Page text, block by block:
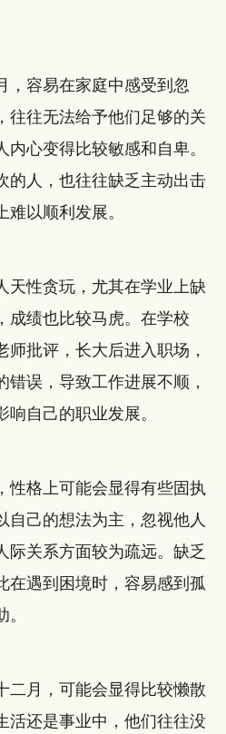
，容易在家庭中感受到忽
往往无法给予他们足够的关
心变得比较敏感和自卑。
的人，也往往缺乏主动出击
以顺利发展。
天性贪玩，尤其在学业上缺
成绩也比较马虎。在学校
师批评，长大后进入职场，
误，导致工作进展不顺，
自己的职业发展。
性格上可能会显得有些固执
自己的想法为主，忽视他人
际关系方面较为疏远。缺乏
在遇到困境时，容易感到孤
二月，可能会显得比较懒散
活还是事业中，他们往往没